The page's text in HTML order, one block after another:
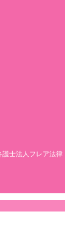
士法人フレア法律